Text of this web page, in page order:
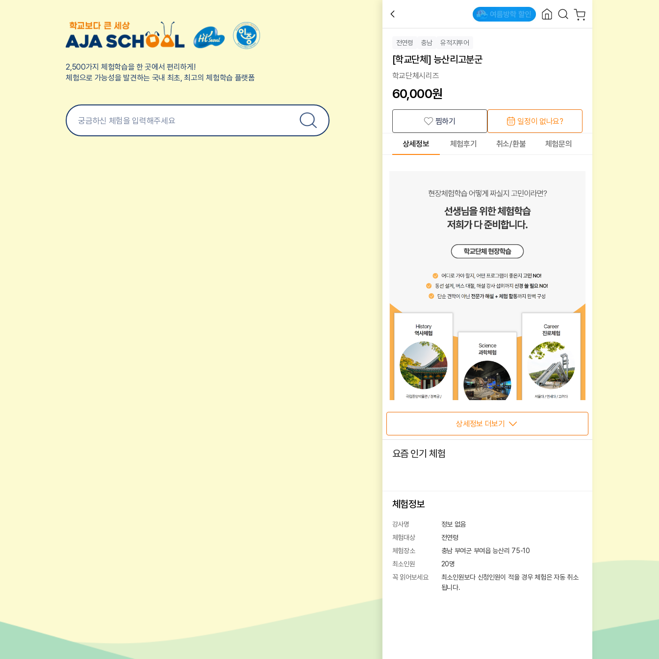
2,500가지 체험학습을 한 곳에서 편리하게!
체험으로 가능성을 발견하는 국내 최초, 최고의 체험학습 플랫폼
전연령 충남 유적지투어
[학교단체] 능산리고분군
학교단체시리즈
60,000원
찜하기 일정이 없나요?
상세정보 체험후기 취소/환불 체험문의
상세정보 더보기
요즘 인기 체험
체험정보
강사명
정보 없음
체험대상
전연령
체험장소
충남 부여군 부여읍 능산리 75-10
최소인원
20명
꼭 읽어보세요
최소인원보다 신청인원이 적을 경우 체험은 자동 취소
됩니다.